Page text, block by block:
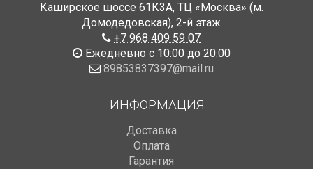
Каширское шоссе 61К3А, ТЦ «Москва» (м.
Домодедовская), 2-й этаж
+7 968 409 59 07
Ежедневно с 10:00 до 20:00
89853837397@mail.ru
ИНФОРМАЦИЯ
Доставка
Оплата
Гарантия